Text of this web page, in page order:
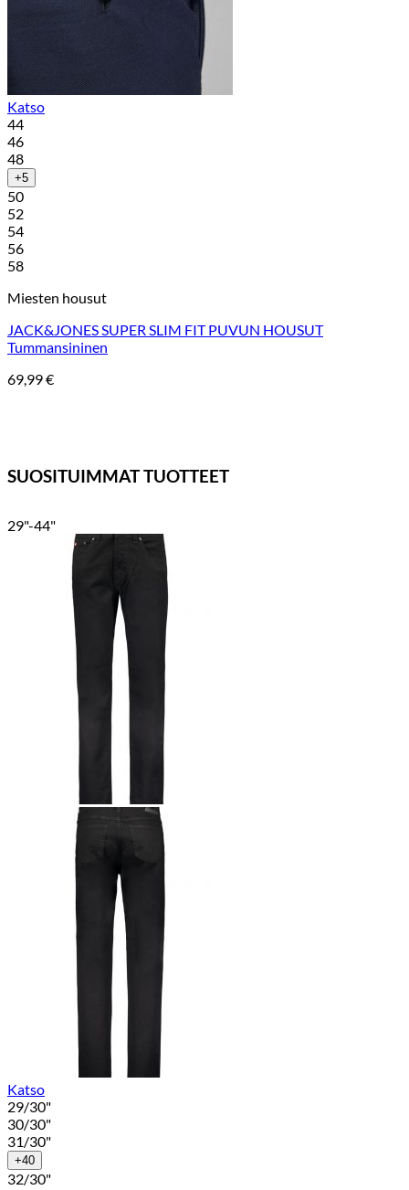
Katso
44
46
48
+5
50
52
54
56
58
Miesten housut
JACK&JONES SUPER SLIM FIT PUVUN HOUSUT
Tummansininen
69,99€
SUOSITUIMMAT TUOTTEET
29"-44"
Katso
29/30"
30/30"
31/30"
+40
32/30"